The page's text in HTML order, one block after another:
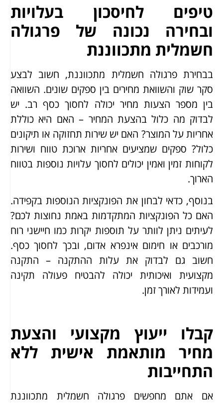
טיפים לחיסכון בעלויות
ובחירה נכונה של פרגולה
חשמלית מתכווננת
בבחירת פרגולה חשמלית מתכווננת, חשוב לבצע
סקר שוק והשוואת מחירים בין ספקים שונים. השוואה
בין מספר הצעות מחיר יכולה לחסוך כסף רב. יש
לבדוק מה כלול בהצעת המחיר – האם היא כוללת
אחריות על המוצר? האם יש שירות תחזוקה או תיקונים
כלול? ספקים שמציעים אחריות ארוכת טווח ושירות
לקוחות זמין ואמין יכולים לחסוך עלויות נוספות בטווח
הארוך.
בנוסף, כדאי לבחון את הפונקציות הנוספות בקפידה.
האם כל הפונקציות המתקדמות באמת נחוצות לכם?
לעיתים ניתן לוותר על תוספות יקרות כמו חיישני רוח
מורכבים או חימום אינפרא אדום, ובכך לחסוך כסף.
חשוב גם לבדוק את עלות ההתקנה – התקנה
מקצועית ואיכותית יכולה להבטיח פעולה תקינה
ועמידות לאורך זמן.
קבלו ייעוץ מקצועי והצעת
מחיר מותאמת אישית ללא
התחייבות
אם אתם מחפשים פרגולה חשמלית מתכווננת